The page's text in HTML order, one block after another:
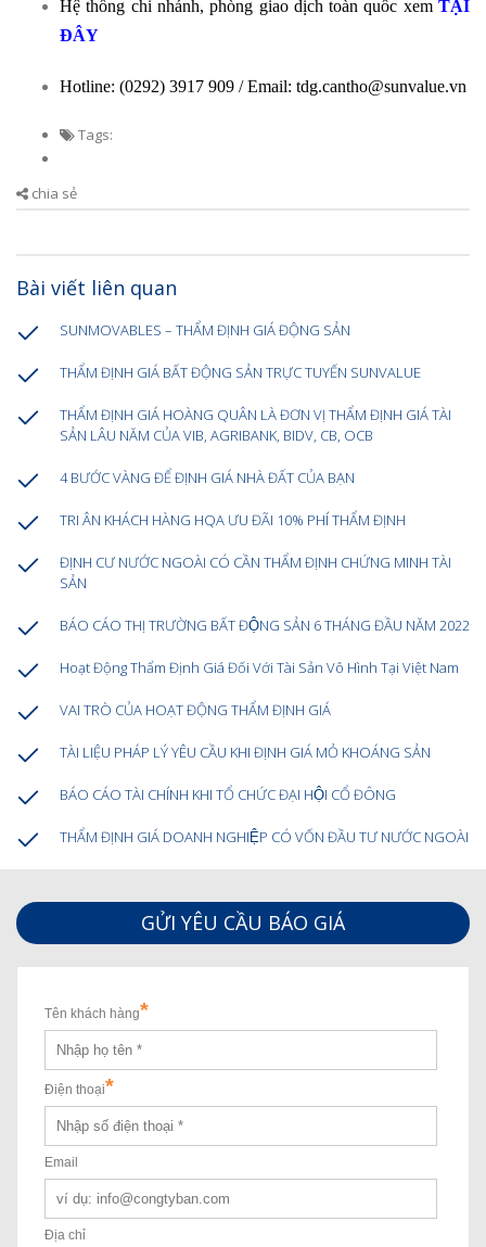
Hệ thống chi nhánh, phòng giao dịch toàn quốc xem TẠI
ĐÂY
Hotline: (0292) 3917 909 / Email: tdg.cantho@sunvalue.vn
Tags:
chia sẻ
Bài viết liên quan
SUNMOVABLES – THẨM ĐỊNH GIÁ ĐỘNG SẢN
THẨM ĐỊNH GIÁ BẤT ĐỘNG SẢN TRỰC TUYẾN SUNVALUE
THẨM ĐỊNH GIÁ HOÀNG QUÂN LÀ ĐƠN VỊ THẨM ĐỊNH GIÁ TÀI
SẢN LÂU NĂM CỦA VIB, AGRIBANK, BIDV, CB, OCB
4 BƯỚC VÀNG ĐỂ ĐỊNH GIÁ NHÀ ĐẤT CỦA BẠN
TRI ÂN KHÁCH HÀNG HQA ƯU ĐÃI 10% PHÍ THẨM ĐỊNH
ĐỊNH CƯ NƯỚC NGOÀI CÓ CẦN THẨM ĐỊNH CHỨNG MINH TÀI
SẢN
BÁO CÁO THỊ TRƯỜNG BẤT ĐỘNG SẢN 6 THÁNG ĐẦU NĂM 2022
Hoạt Động Thẩm Định Giá Đối Với Tài Sản Vô Hình Tại Việt Nam
VAI TRÒ CỦA HOẠT ĐỘNG THẨM ĐỊNH GIÁ
TÀI LIỆU PHÁP LÝ YÊU CẦU KHI ĐỊNH GIÁ MỎ KHOÁNG SẢN
BÁO CÁO TÀI CHÍNH KHI TỔ CHỨC ĐẠI HỘI CỔ ĐÔNG
THẨM ĐỊNH GIÁ DOANH NGHIỆP CÓ VỐN ĐẦU TƯ NƯỚC NGOÀI
GỬI YÊU CẦU BÁO GIÁ